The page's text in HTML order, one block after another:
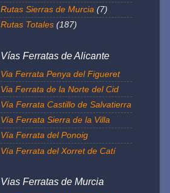
Rutas Sierras de Murcia (7)
Rutas Totales (187)
Vías Ferratas de Alicante
Via Ferrata Penya del Figueret
Via Ferrata de la Norte del Cid
Vía Ferrata Castillo de Salvatierra
Vía Ferrata Sierra de la Villa
Vía Ferrata del Ponoig
Vía Ferrata del Xorret de Catí
Vias Ferratas de Murcia